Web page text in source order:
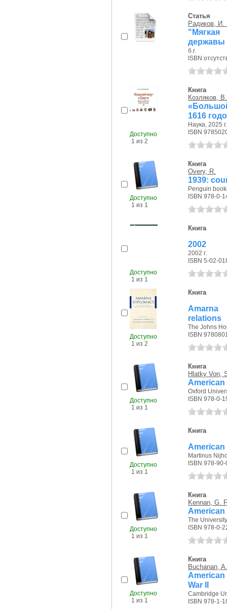
Статья
Радиков, И.
"Мягкая
державы
б.г.
ISBN
Доступно
1 из 2
Книга
Козляков,
1616
Наука, 2025 г.
ISBN
Доступно
1 из 1
Книга
Overy, R.
1939:
Penguin
ISBN 978-0-
Доступно
1 из 1
Книга
2002
2002 г.
ISBN 5-02-
Доступно
1 из 2
Книга
Amarna
relations
The Johns
ISBN
Доступно
1 из 1
Книга
Hlatky Von,
American
Oxford
ISBN 978-0-
Доступно
1 из 1
Книга
Martinus
ISBN 978-
Доступно
1 из 1
Книга
Kennan, G.
The
ISBN 978-0-
Доступно
1 из 1
Книга
Buchanan, A.
War II
Cambridge
ISBN 978-1-